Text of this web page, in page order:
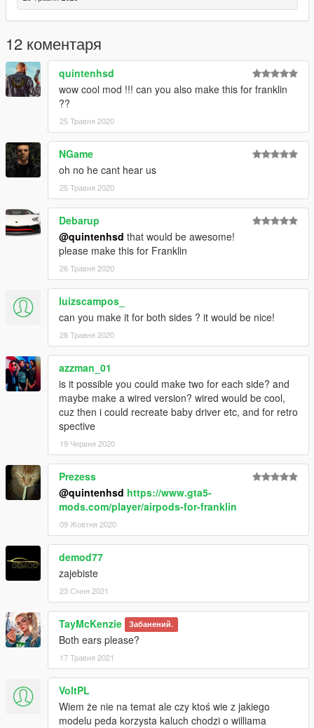
12 коментаря
quintenhsd
wow cool mod !!! can you also make this for franklin
??
25 Травня 2020
NGame
oh no he cant hear us
25 Травня 2020
Debarup
@quintenhsd that would be awesome!
please make this for Franklin
26 Травня 2020
luizscampos_
can you make it for both sides ? it would be nice!
28 Травня 2020
azzman_01
is it possible you could make two for each side? and
maybe make a wired version? wired would be cool,
cuz then i could recreate baby driver etc, and for retro
spective
19 Червня 2020
Prezess
@quintenhsd https://www.gta5-
mods.com/player/airpods-for-franklin
09 Жовтня 2020
demod77
zajebiste
23 Січня 2021
TayMcKenzie Забанений.
Both ears please?
17 Травня 2021
VoltPL
Wiem że nie na temat ale czy ktoś wie z jakiego
modelu peda korzysta kaluch chodzi o williama